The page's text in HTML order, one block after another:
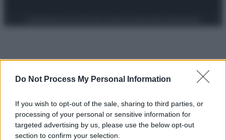
Do Not Process My Personal Information
If you wish to opt-out of the sale, sharing to third parties, or
processing of your personal or sensitive information for
targeted advertising by us, please use the below opt-out
section to confirm your selection.